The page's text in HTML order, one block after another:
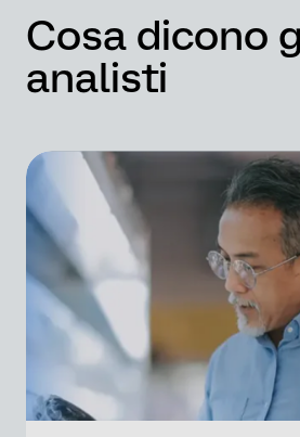
Cosa dicono
analisti